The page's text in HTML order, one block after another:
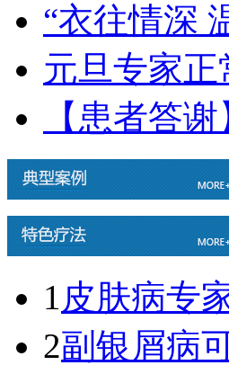
“衣往情深
元旦专家正
【患者答
1 皮肤病专
2副银屑病